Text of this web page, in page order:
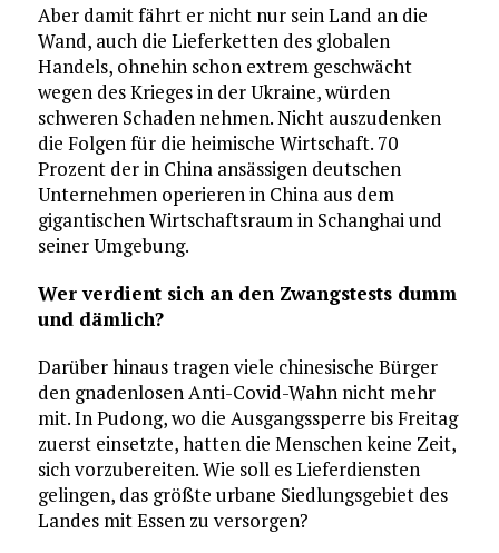
Aber damit fährt er nicht nur sein Land an die
Wand, auch die Lieferketten des globalen
Handels, ohnehin schon extrem geschwächt
wegen des Krieges in der Ukraine, würden
schweren Schaden nehmen. Nicht auszudenken
die Folgen für die heimische Wirtschaft. 70
Prozent der in China ansässigen deutschen
Unternehmen operieren in China aus dem
gigantischen Wirtschaftsraum in Schanghai und
seiner Umgebung.
Wer verdient sich an den Zwangstests dumm
und dämlich?
Darüber hinaus tragen viele chinesische Bürger
den gnadenlosen Anti-Covid-Wahn nicht mehr
mit. In Pudong, wo die Ausgangssperre bis Freitag
zuerst einsetzte, hatten die Menschen keine Zeit,
sich vorzubereiten. Wie soll es Lieferdiensten
gelingen, das größte urbane Siedlungsgebiet des
Landes mit Essen zu versorgen?